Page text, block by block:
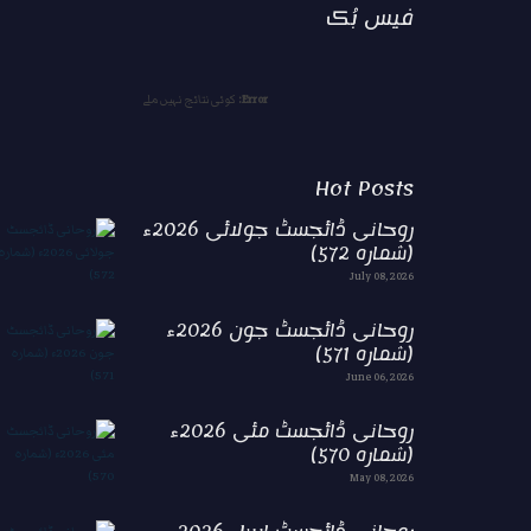
فیس بُک
Error: کوئی نتائج نہیں ملے
Hot Posts
روحانی ڈائجسٹ جولائی 2026ء
(شمارہ 572)
July 08, 2026
روحانی ڈائجسٹ جون 2026ء
(شمارہ 571)
June 06, 2026
روحانی ڈائجسٹ مئی 2026ء
(شمارہ 570)
May 08, 2026